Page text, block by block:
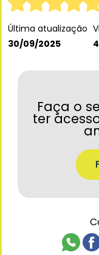
Última atualização
30/09/2025
Faça o
ter